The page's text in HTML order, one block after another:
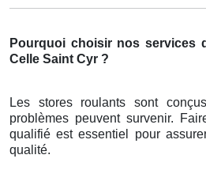
Pourquoi choisir nos services
Celle Saint Cyr ?
Les stores roulants sont
problèmes peuvent survenir.
qualifié est essentiel pour
qualité.